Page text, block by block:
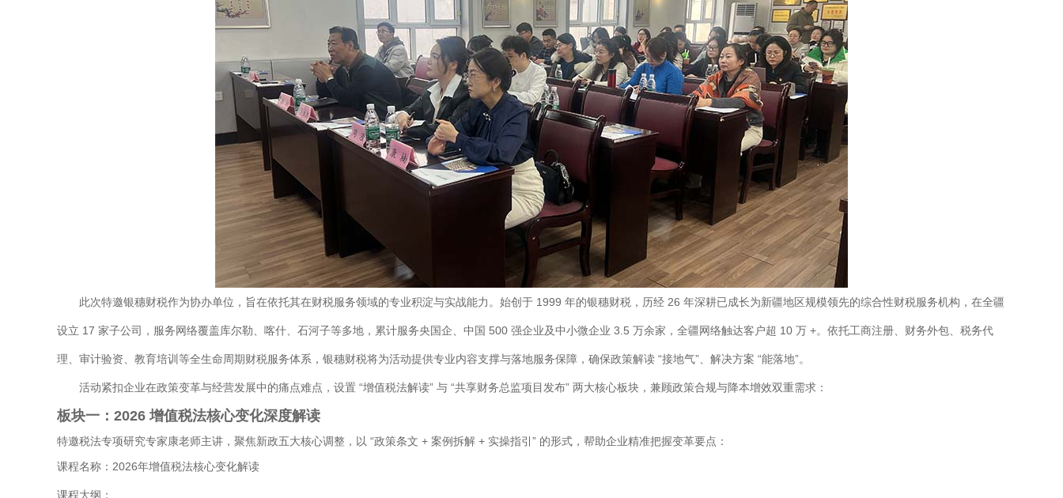
此次特邀银穗财税作为协办单位，旨在依托其在财税服务领域的专业积淀与实战能力。始创于 1999 年的银穗财税，历经 26 年深耕已成长为新疆地区规模领先的综合性财税服务机构，在全疆
设立 17 家子公司，服务网络覆盖库尔勒、喀什、石河子等多地，累计服务央国企、中国 500 强企业及中小微企业 3.5 万余家，全疆网络触达客户超 10 万 +。依托工商注册、财务外包、税务代
理、审计验资、教育培训等全生命周期财税服务体系，银穗财税将为活动提供专业内容支撑与落地服务保障，确保政策解读 “接地气”、解决方案 “能落地”。
活动紧扣企业在政策变革与经营发展中的痛点难点，设置 “增值税法解读” 与 “共享财务总监项目发布” 两大核心板块，兼顾政策合规与降本增效双重需求：
板块一：2026 增值税法核心变化深度解读
特邀税法专项研究专家康老师主讲，聚焦新政五大核心调整，以 “政策条文 + 案例拆解 + 实操指引” 的形式，帮助企业精准把握变革要点：
课程名称：2026年增值税法核心变化解读
课程大纲：